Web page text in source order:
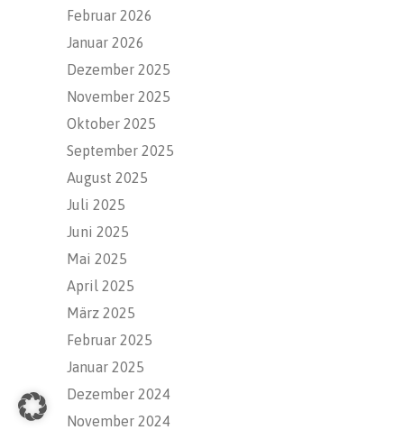
Februar 2026
Januar 2026
Dezember 2025
November 2025
Oktober 2025
September 2025
August 2025
Juli 2025
Juni 2025
Mai 2025
April 2025
März 2025
Februar 2025
Januar 2025
Dezember 2024
November 2024